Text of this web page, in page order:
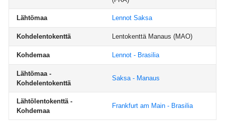
Lähtömaa Lennot Saksa
Kohdelentokenttä Lentokenttä Manaus (MAO)
Kohdemaa Lennot - Brasilia
Lähtömaa -
Kohdelentokenttä
Saksa - Manaus
Lähtölentokenttä -
Kohdemaa
Frankfurt am Main - Brasilia